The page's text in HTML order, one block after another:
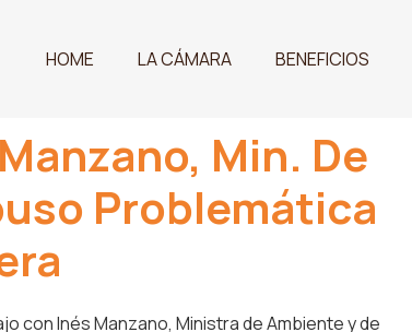
HOME LA CÁMARA BENEFICIOS
Min. De
Problemática
con Inés Manzano, Ministra de Ambiente y de